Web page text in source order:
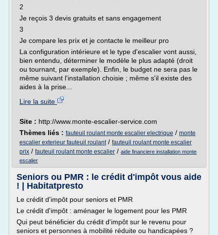
2
Je reçois 3 devis gratuits et sans engagement
3
Je compare les prix et je contacte le meilleur pro
La configuration intérieure et le type d'escalier vont aussi,
bien entendu, déterminer le modèle le plus adapté (droit
ou tournant, par exemple). Enfin, le budget ne sera pas le
même suivant l'installation choisie ; même s'il existe des
aides à la prise...
Lire la suite
Site : http://www.monte-escalier-service.com
Thèmes liés : fauteuil roulant monte escalier electrique / monte
escalier exterieur fauteuil roulant/ fauteuil roulant monte escalier
prix / fauteuil roulant monte escalier / aide financiere installation monte
escalier
Seniors ou PMR : le crédit d'impôt vous aide
! | Habitatpresto
Le crédit d'impôt pour seniors et PMR
Le crédit d'impôt : aménager le logement pour les PMR
Qui peut bénéficier du crédit d'impôt sur le revenu pour
seniors et personnes à mobilité réduite ou handicapées ?